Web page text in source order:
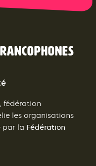
, fédération
les organisations
par la Fédération